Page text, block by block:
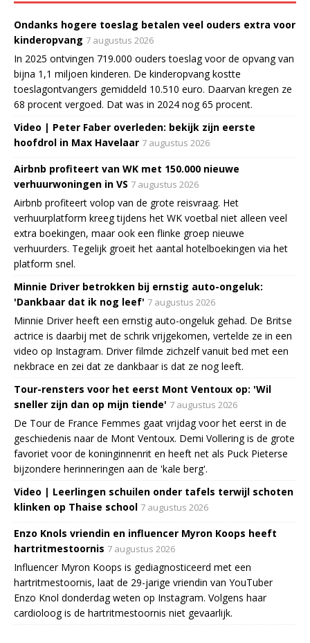
Ondanks hogere toeslag betalen veel ouders extra voor
kinderopvang 7 augustus 2026
In 2025 ontvingen 719.000 ouders toeslag voor de opvang van
bijna 1,1 miljoen kinderen. De kinderopvang kostte
toeslagontvangers gemiddeld 10.510 euro. Daarvan kregen ze
68 procent vergoed. Dat was in 2024 nog 65 procent.
Video | Peter Faber overleden: bekijk zijn eerste
hoofdrol in Max Havelaar 7 augustus 2026
Airbnb profiteert van WK met 150.000 nieuwe
verhuurwoningen in VS 7 augustus 2026
Airbnb profiteert volop van de grote reisvraag. Het
verhuurplatform kreeg tijdens het WK voetbal niet alleen veel
extra boekingen, maar ook een flinke groep nieuwe
verhuurders. Tegelijk groeit het aantal hotelboekingen via het
platform snel.
Minnie Driver betrokken bij ernstig auto-ongeluk:
'Dankbaar dat ik nog leef' 7 augustus 2026
Minnie Driver heeft een ernstig auto-ongeluk gehad. De Britse
actrice is daarbij met de schrik vrijgekomen, vertelde ze in een
video op Instagram. Driver filmde zichzelf vanuit bed met een
nekbrace en zei dat ze dankbaar is dat ze nog leeft.
Tour-rensters voor het eerst Mont Ventoux op: 'Wil
sneller zijn dan op mijn tiende' 7 augustus 2026
De Tour de France Femmes gaat vrijdag voor het eerst in de
geschiedenis naar de Mont Ventoux. Demi Vollering is de grote
favoriet voor de koninginnenrit en heeft net als Puck Pieterse
bijzondere herinneringen aan de 'kale berg'.
Video | Leerlingen schuilen onder tafels terwijl schoten
klinken op Thaise school 7 augustus 2026
Enzo Knols vriendin en influencer Myron Koops heeft
hartritmestoornis 7 augustus 2026
Influencer Myron Koops is gediagnosticeerd met een
hartritmestoornis, laat de 29-jarige vriendin van YouTuber
Enzo Knol donderdag weten op Instagram. Volgens haar
cardioloog is de hartritmestoornis niet gevaarlijk.